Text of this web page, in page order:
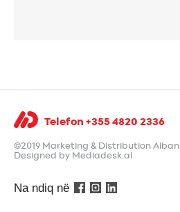
Telefon +355 4820 2336
©2019 Marketing & Distribution
Designed by Mediadesk.al
Na ndiq në